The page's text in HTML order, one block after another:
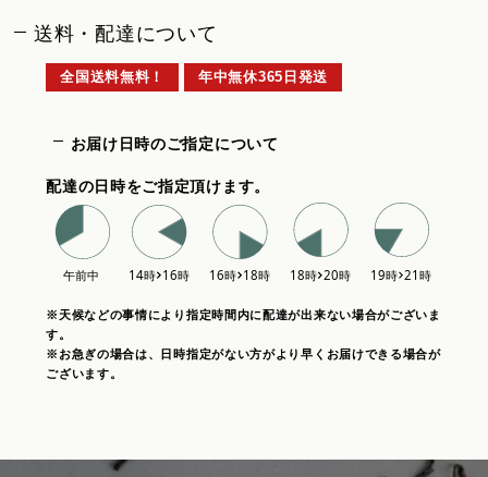
送料・配達について
全国送料無料！ 年中無休365日発送
お届け日時のご指定について
配達の日時をご指定頂けます。
※天候などの事情により指定時間内に配達が出来ない場合がございま
す。
※お急ぎの場合は、日時指定がない方がより早くお届けできる場合が
ございます。